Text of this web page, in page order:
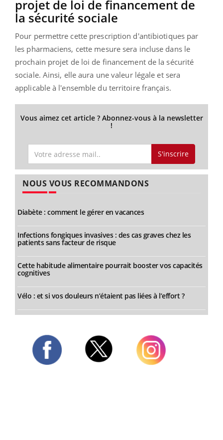
projet de loi de financement de
la sécurité sociale
Pour permettre cette prescription d'antibiotiques par
les pharmaciens, cette mesure sera incluse dans le
prochain projet de loi de financement de la sécurité
sociale. Ainsi, elle aura une valeur légale et sera
applicable à l'ensemble du territoire français.
Vous aimez cet article ? Abonnez-vous à la newsletter
!
S'inscrire
NOUS VOUS RECOMMANDONS
Diabète : comment le gérer en vacances
Infections fongiques invasives : des cas graves chez les
patients sans facteur de risque
Cette habitude alimentaire pourrait booster vos capacités
cognitives
Vélo : et si vos douleurs n’étaient pas liées à l’effort ?